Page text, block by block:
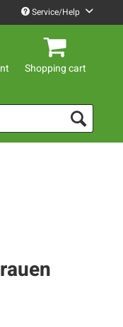
Barth English
Service/Help
Shopping cart